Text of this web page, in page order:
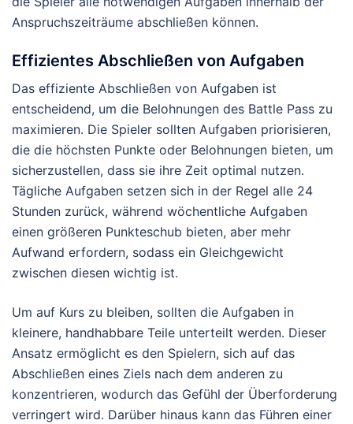
Anspruchszeiträume abschließen können.
Effizientes Abschließen von Aufgaben
Das effiziente Abschließen von Aufgaben ist
entscheidend, um die Belohnungen des Battle Pass zu
maximieren. Die Spieler sollten Aufgaben priorisieren,
die die höchsten Punkte oder Belohnungen bieten, um
sicherzustellen, dass sie ihre Zeit optimal nutzen.
Tägliche Aufgaben setzen sich in der Regel alle 24
Stunden zurück, während wöchentliche Aufgaben
einen größeren Punkteschub bieten, aber mehr
Aufwand erfordern, sodass ein Gleichgewicht
zwischen diesen wichtig ist.
Um auf Kurs zu bleiben, sollten die Aufgaben in
kleinere, handhabbare Teile unterteilt werden. Dieser
Ansatz ermöglicht es den Spielern, sich auf das
Abschließen eines Ziels nach dem anderen zu
konzentrieren, wodurch das Gefühl der Überforderung
verringert wird. Darüber hinaus kann das Führen einer